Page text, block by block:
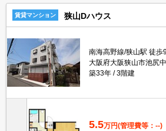
賃貸マンション 狭山Dハウス
南海高野線/狭山駅 徒歩
大阪府大阪狭山市池尻
築33年
3階建
5.5万円(管理費等：--)